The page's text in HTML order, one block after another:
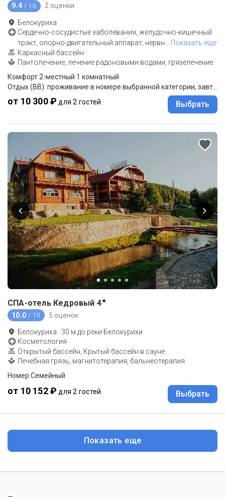
9.4 / 10 2 оценки
Белокуриха
Сердечно-сосудистые заболевания, желудочно-кишечный
тракт, опорно-двигательный аппарат, нервн
Показать еще
Каркасный бассейн
Пантолечение, лечение радоновыми водами, грязелечение
Комфорт 2-местный 1 комнатный
от 10 300 ₽ для 2 гостей Выбрать
СПА-отель Кедровый 4★
10.0 / 10 5 оценок
Белокуриха · 30 м до реки Белокурихи
Косметология
Открытый бассейн, Крытый бассейн в сауне
Лечебная грязь, магнитотерапия, бальнеотерапия
Номер Семейный
от 10 152 ₽ для 2 гостей Выбрать
Показать еще